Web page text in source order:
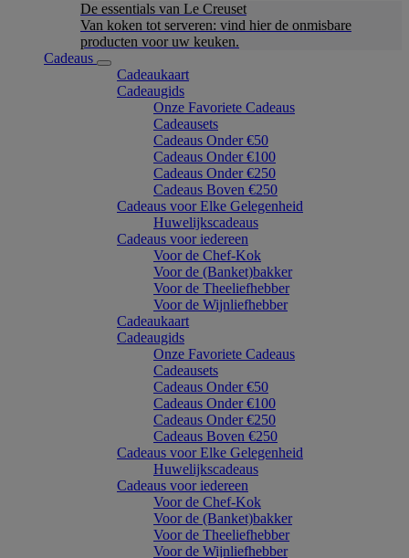
De essentials van Le Creuset
Van koken tot serveren: vind hier de onmisbare
producten voor uw keuken.
Cadeaus
Cadeaukaart
Cadeaugids
Onze Favoriete Cadeaus
Cadeausets
Cadeaus Onder €50
Cadeaus Onder €100
Cadeaus Onder €250
Cadeaus Boven €250
Cadeaus voor Elke Gelegenheid
Huwelijkscadeaus
Cadeaus voor iedereen
Voor de Chef-Kok
Voor de (Banket)bakker
Voor de Theeliefhebber
Voor de Wijnliefhebber
Cadeaukaart
Cadeaugids
Onze Favoriete Cadeaus
Cadeausets
Cadeaus Onder €50
Cadeaus Onder €100
Cadeaus Onder €250
Cadeaus Boven €250
Cadeaus voor Elke Gelegenheid
Huwelijkscadeaus
Cadeaus voor iedereen
Voor de Chef-Kok
Voor de (Banket)bakker
Voor de Theeliefhebber
Voor de Wijnliefhebber